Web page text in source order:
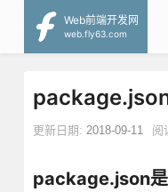
Web前端开发网
web.fly63.com
更新日期: 2018-09-11 阅
package.json是